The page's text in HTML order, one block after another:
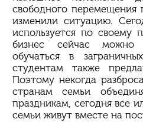
свободного перемещения
изменили ситуацию.
используется по своему
бизнес сейчас
обучаться в
студентам также
Поэтому некогда
странам семьи
праздникам, сегодня все
семьи живут вместе на